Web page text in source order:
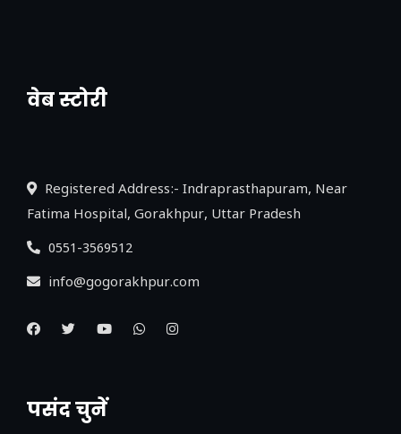
वेब स्टोरी
नया एक्सप्रेसवे: पूर्वांचल का लक, डेवलपमेंट का
Registered Address:- Indraprasthapuram, Near
Fatima Hospital, Gorakhpur, Uttar Pradesh
0551-3569512
info@gogorakhpur.com
पसंद चुनें